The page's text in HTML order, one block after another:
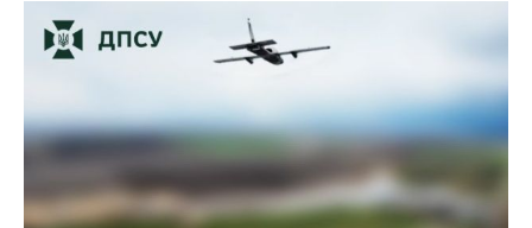
Нагадаємо, що законопроєкт про корінні народи,
ініційований Президентом України Володимиром
Зеленським Верховна Рада 325 голосами схвалила